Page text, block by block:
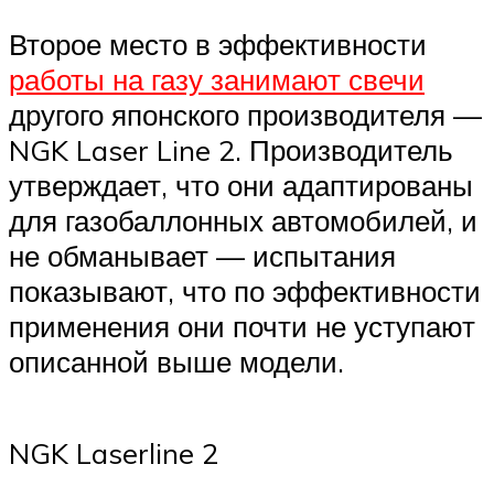
Второе место в эффективности
работы на газу занимают свечи
другого японского производителя —
NGK Laser Line 2. Производитель
утверждает, что они адаптированы
для газобаллонных автомобилей, и
не обманывает — испытания
показывают, что по эффективности
применения они почти не уступают
описанной выше модели.
NGK Laserline 2